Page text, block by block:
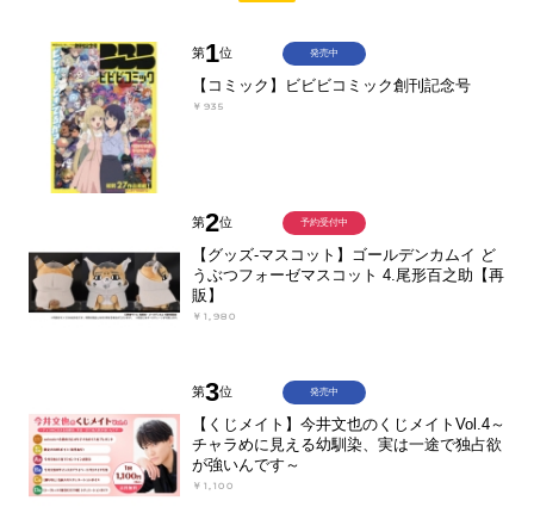
第1位
【コミック】ビビビコミック創刊記念号
￥935
発売中
第2位
【グッズ-マスコット】ゴールデンカムイ ど
うぶつフォーゼマスコット 4.尾形百之助【再
販】
￥1,980
予約受付中
第3位
【くじメイト】今井文也のくじメイトVol.4～
チャラめに見える幼馴染、実は一途で独占欲
が強いんです～
￥1,100
発売中